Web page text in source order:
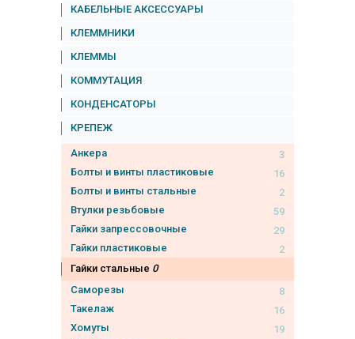
КАБЕЛЬНЫЕ АКСЕССУАРЫ
КЛЕММНИКИ
КЛЕММЫ
КОММУТАЦИЯ
КОНДЕНСАТОРЫ
КРЕПЕЖ
Анкера
3
Болты и винты пластиковые
16
Болты и винты стальные
2
Втулки резьбовые
59
Гайки запрессовочные
29
Гайки пластиковые
2
Гайки стальные 0
Саморезы
8
Такелаж
16
Хомуты
19